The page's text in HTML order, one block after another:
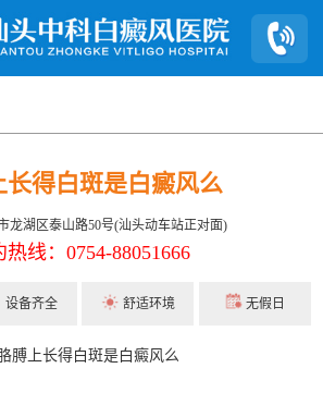
长得白斑是白癜风么
龙湖区泰山路50号(汕头动车站正对面)
热线：0754-88051666
设备齐全 舒适环境 无假日